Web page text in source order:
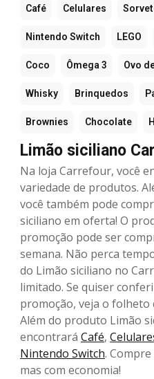
Café Celulares
Nintendo Switch LEGO
Coco Ômega 3 Ovo
Whisky Brinquedos
Brownies Chocolate
Limão siciliano
Na loja Carrefour, você
variedade de produtos.
você também pode
siciliano em oferta! O
promoção pode ser
semana. Não perca
do Limão siciliano no
limitado. Se quiser
promoção, veja o
Além do produto Limão
encontrará Café,
Nintendo Switch.
mas com economia!